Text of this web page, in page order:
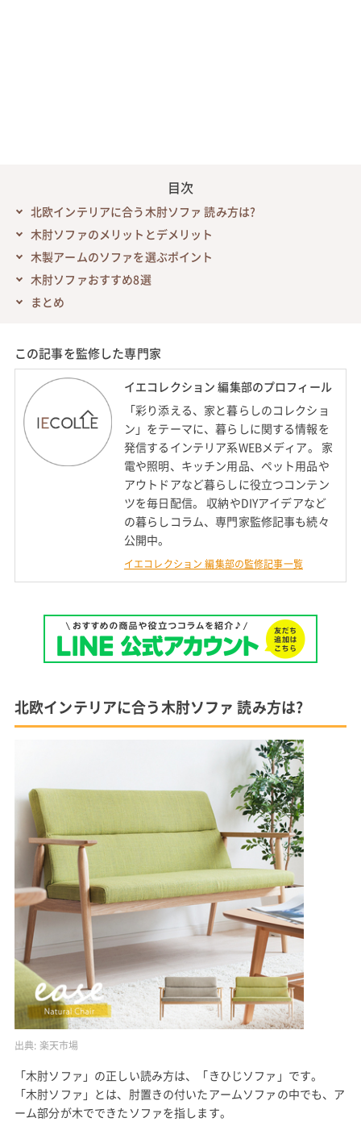
目次
北欧インテリアに合う木肘ソファ 読み方は?
木肘ソファのメリットとデメリット
木製アームのソファを選ぶポイント
木肘ソファおすすめ8選
まとめ
この記事を監修した専門家
イエコレクション 編集部のプロフィール
「彩り添える、家と暮らしのコレクショ
ン」をテーマに、暮らしに関する情報を
発信するインテリア系WEBメディア。 家
電や照明、キッチン用品、ペット用品や
アウトドアなど暮らしに役立つコンテン
ツを毎日配信。 収納やDIYアイデアなど
の暮らしコラム、専門家監修記事も続々
公開中。
イエコレクション 編集部の監修記事一覧
北欧インテリアに合う木肘ソファ 読み方は?
出典: 楽天市場
「木肘ソファ」の正しい読み方は、「きひじソファ」です。
「木肘ソファ」とは、肘置きの付いたアームソファの中でも、ア
ーム部分が木でできたソファを指します。